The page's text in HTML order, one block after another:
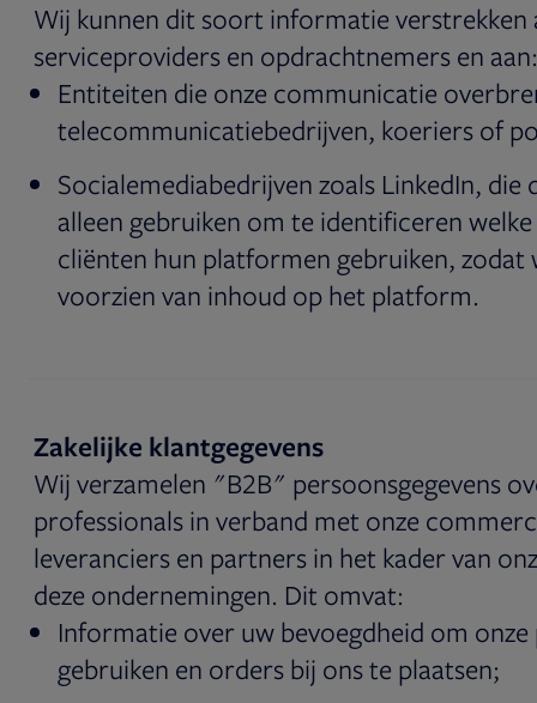
Wij kunnen dit soort informatie verstrekken
serviceproviders en opdrachtnemers en aan:
Entiteiten die onze communicatie
telecommunicatiebedrijven, koeriers of
Socialemediabedrijven zoals LinkedIn, die
alleen gebruiken om te identificeren
cliënten hun platformen gebruiken, zodat
voorzien van inhoud op het platform.
Zakelijke klantgegevens
Wij verzamelen "B2B" persoonsgegevens
professionals in verband met onze
leveranciers en partners in het kader van
deze ondernemingen. Dit omvat:
Informatie over uw bevoegdheid om
gebruiken en orders bij ons te plaatsen;